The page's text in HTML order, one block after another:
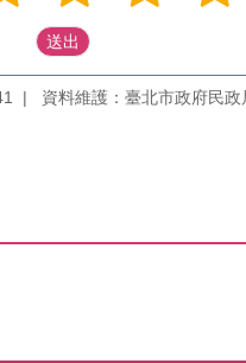
資料維護：臺北市政府民政